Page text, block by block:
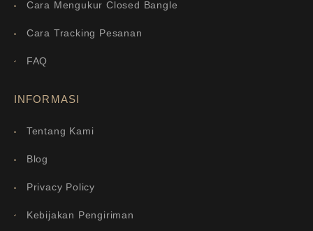
Cara Mengukur Closed Bangle
Cara Tracking Pesanan
FAQ
INFORMASI
Tentang Kami
Blog
Privacy Policy
Kebijakan Pengiriman